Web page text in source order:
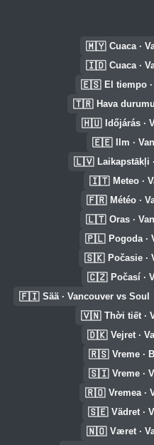
🇲🇾 Cuaca ·
🇮🇩 Cuaca ·
🇪🇸 El tiempo
🇹🇷 Hava
🇭🇺 Időjárás ·
🇪🇪 Ilm ·
🇱🇻 Laikapstākļi
🇮🇹 Meteo ·
🇫🇷 Météo ·
🇱🇹 Oras ·
🇵🇱 Pogoda ·
🇸🇰 Počasie ·
🇨🇿 Počasí ·
🇫🇮 Sää · Vancouver vs Soul
🇻🇳 Thời tiết ·
🇩🇰 Vejret ·
🇷🇸 Vreme ·
🇸🇮 Vreme ·
🇷🇴 Vremea ·
🇸🇪 Vädret ·
🇳🇴 Været ·